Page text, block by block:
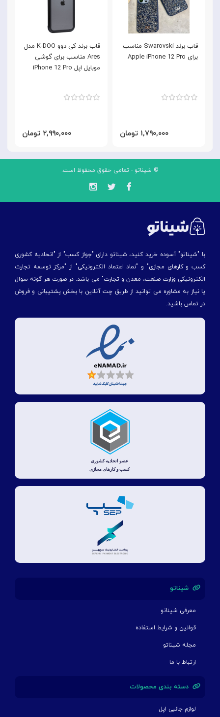
قاب برند کی دوو K-DOO مدل
Ares مناسب برای گوشی
موبایل اپل iPhone 12 Pro
۲,۹۹۰,۰۰۰ تومان
قاب برند Swarovski مناسب
برای Apple iPhone 12 Pro
۱,۷۹۰,۰۰۰ تومان
© شیناتو - تمامی حقوق محفوظ است.
با "شیناتو" آسوده خرید کنید، شیناتو دارای "جواز کسب" از "اتحادیه کشوری
کسب و کارهای مجازی" و "نماد اعتماد الکترونیکی" از "مركز توسعه تجارت
الكترونیكی وزارت صنعت، معدن و تجارت" می باشد. در صورت هر گونه سوال
یا نیاز به مشاوره می توانید از طریق چت آنلاین با بخش پشتیبانی و فروش
در تماس باشید.
شیناتو
معرفی شیناتو
قوانین و شرایط استفاده
مجله شیناتو
ارتباط با ما
دسته بندی محصولات
لوازم جانبی اپل